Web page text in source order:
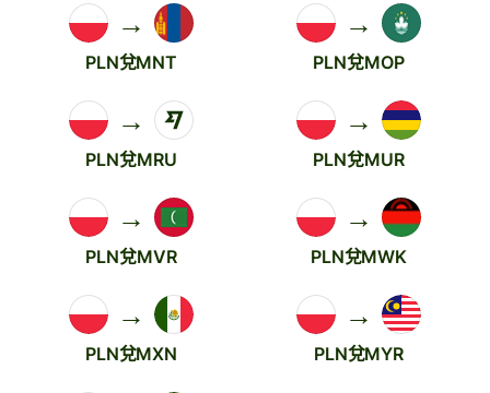
→
PLN兌MNT
→
PLN兌MOP
→
PLN兌MRU
→
PLN兌MUR
→
PLN兌MVR
→
PLN兌MWK
→
PLN兌MXN
→
PLN兌MYR